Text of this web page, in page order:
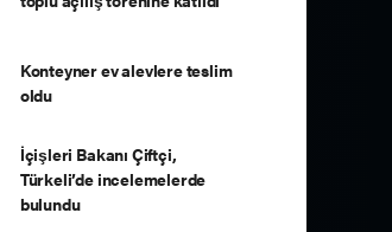
Konteyner ev alevlere teslim
oldu
İçişleri Bakanı Çiftçi,
Türkeli’de incelemelerde
bulundu